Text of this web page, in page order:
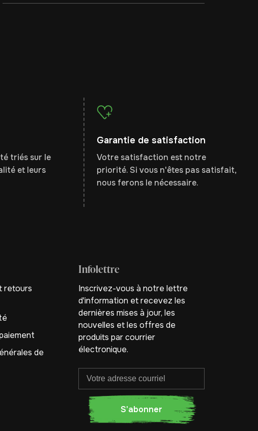
triés sur le
et leurs
Garantie de satisfaction
Votre satisfaction est notre
priorité. Si vous n'êtes pas satisfait,
nous ferons le nécessaire.
retours
de
Infolettre
Inscrivez-vous à notre lettre
d'information et recevez les
dernières mises à jour, les
nouvelles et les offres de
produits par courrier
électronique.
S'abonner